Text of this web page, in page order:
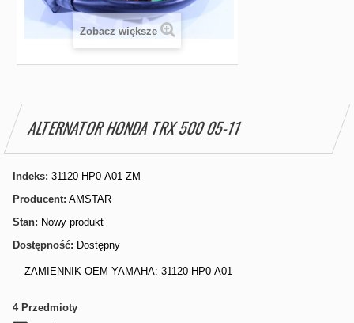
Zobacz większe
ALTERNATOR HONDA TRX 500 05-11
Indeks: 31120-HP0-A01-ZM
Producent: AMSTAR
Stan: Nowy produkt
Dostępność: Dostępny
ZAMIENNIK OEM YAMAHA: 31120-HP0-A01
4 Przedmioty